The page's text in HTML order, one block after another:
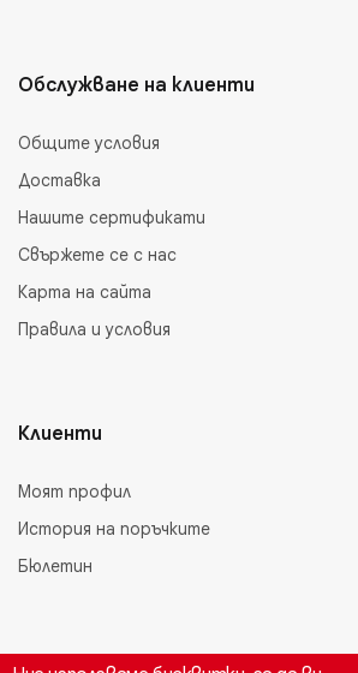
Обслужване на клиенти
Общите условия
Доставка
Нашите сертификати
Свържете се с нас
Карта на сайта
Правила и условия
Клиенти
Моят профил
История на поръчките
Бюлетин